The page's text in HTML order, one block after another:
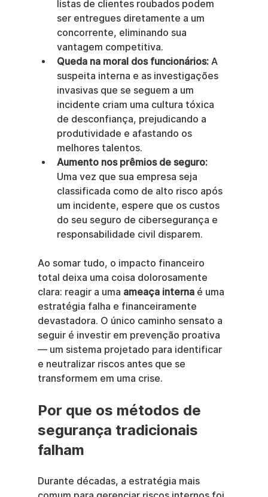
listas de clientes roubados podem
ser entregues diretamente a um
concorrente, eliminando sua
vantagem competitiva.
Queda na moral dos funcionários: A
suspeita interna e as investigações
invasivas que se seguem a um
incidente criam uma cultura tóxica
de desconfiança, prejudicando a
produtividade e afastando os
melhores talentos.
Aumento nos prêmios de seguro:
Uma vez que sua empresa seja
classificada como de alto risco após
um incidente, espere que os custos
do seu seguro de cibersegurança e
responsabilidade civil disparem.
Ao somar tudo, o impacto financeiro
total deixa uma coisa dolorosamente
clara: reagir a uma ameaça interna é uma
estratégia falha e financeiramente
devastadora. O único caminho sensato a
seguir é investir em prevenção proativa
— um sistema projetado para identificar
e neutralizar riscos antes que se
transformem em uma crise.
Por que os métodos de
segurança tradicionais
falham
Durante décadas, a estratégia mais